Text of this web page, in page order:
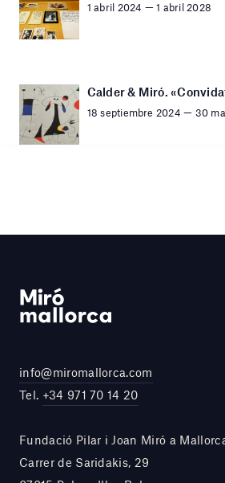
1 abril 2024 — 1 abril 2028
Calder & Miró.
18 septiembre 2024 — 30
info@miromallorca.com
Tel. +34 971 70 14 20
Fundació Pilar i Joan Miró a
Carrer de Saridakis, 29